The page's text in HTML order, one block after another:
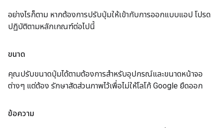
อย่างไรก็ตาม หากต้องการปรับปุ่มให้เข้ากับการออกแบบแอป โปรด
ปฏิบัติตามหลักเกณฑ์ต่อไปนี้
ขนาด
คุณปรับขนาดปุ่มได้ตามต้องการสำหรับอุปกรณ์และขนาดหน้าจอ
ต่างๆ แต่ต้อง รักษาสัดส่วนภาพไว้เพื่อไม่ให้โลโก้ Google ยืดออก
ข้อความ